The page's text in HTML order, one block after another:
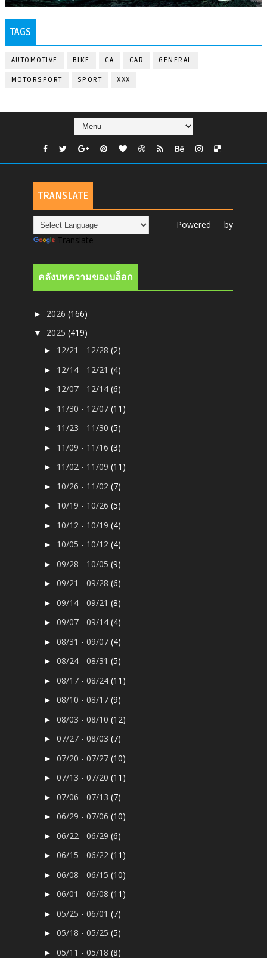
TAGS
AUTOMOTIVE BIKE CA CAR GENERAL
MOTORSPORT SPORT XXX
TRANSLATE
Powered by
Translate
คลังบทความของบล็อก
► 2026(166)
▼ 2025(419)
► 12/21 - 12/28(2)
► 12/14 - 12/21(4)
► 12/07 - 12/14(6)
► 11/30 - 12/07(11)
► 11/23 - 11/30(5)
► 11/09 - 11/16(3)
► 11/02 - 11/09(11)
► 10/26 - 11/02(7)
► 10/19 - 10/26(5)
► 10/12 - 10/19(4)
► 10/05 - 10/12(4)
►09/28 - 10/05(9)
►09/21 - 09/28(6)
►09/14 - 09/21(8)
►09/07 - 09/14(4)
►08/31 - 09/07(4)
►08/24 - 08/31(5)
►08/17 - 08/24(11)
►08/10 - 08/17(9)
►08/03 - 08/10(12)
►07/27 - 08/03(7)
►07/20 - 07/27(10)
►07/13 - 07/20(11)
►07/06 - 07/13(7)
►06/29 - 07/06(10)
►06/22 - 06/29(6)
►06/15 - 06/22(11)
►06/08 - 06/15(10)
►06/01 - 06/08(11)
►05/25 - 06/01(7)
►05/18 - 05/25(5)
►05/11 - 05/18(8)